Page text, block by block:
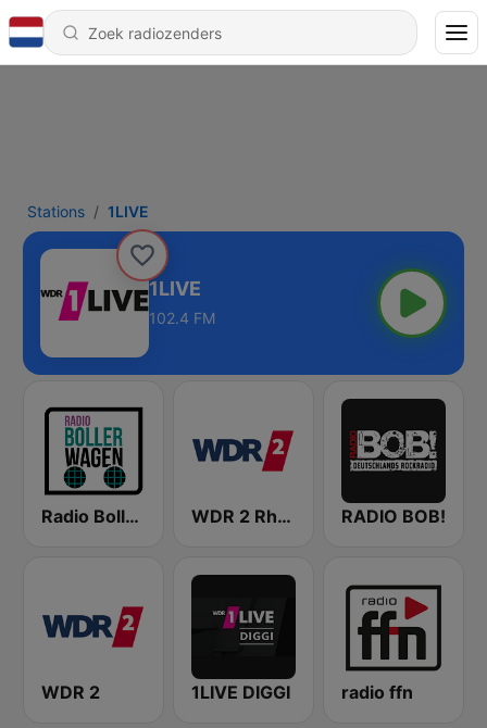
Stations 1LIVE
1LIVE
102.4 FM
Radio Bollerwagen WDR 2 Rhein und Ruhr RADIO BOB!
WDR 2 1LIVE DIGGI radio ffn